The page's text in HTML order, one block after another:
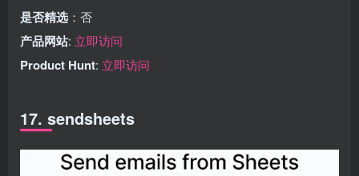
是否精选 ：否
产品网站: 立即访问
Product Hunt: 立即访问
17. sendsheets